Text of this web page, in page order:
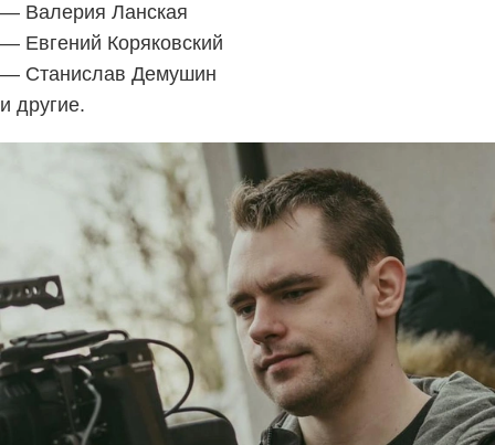
— Валерия Ланская
— Евгений Коряковский
— Станислав Демушин
и другие.